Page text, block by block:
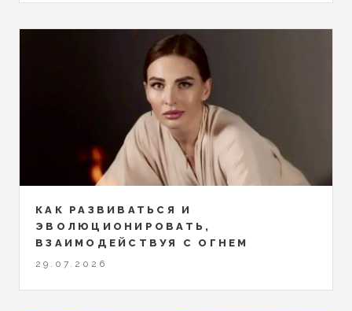
КАК РАЗВИВАТЬСЯ И
ЭВОЛЮЦИОНИРОВАТЬ,
ВЗАИМОДЕЙСТВУЯ С ОГНЕМ
29.07.2026